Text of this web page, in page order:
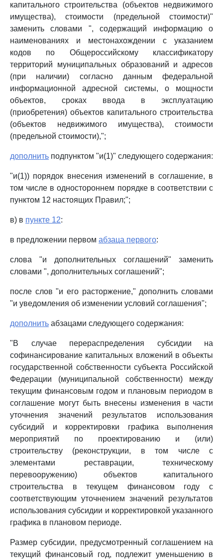
капитального строительства (объектов недвижимого
имущества), стоимости (предельной стоимости)"
заменить словами ", содержащий информацию о
наименованиях и местонахождении с указанием
кодов по Общероссийскому классификатору
территорий муниципальных образований и адресов
(при наличии) согласно данным федеральной
информационной адресной системы, о мощности
объектов, сроках ввода в эксплуатацию
(приобретения) объектов капитального строительства
(объектов недвижимого имущества), стоимости
(предельной стоимости),";
дополнить подпунктом "и(1)" следующего содержания:
"и(1)) порядок внесения изменений в соглашение, в
том числе в одностороннем порядке в соответствии с
пунктом 12 настоящих Правил;";
в) в пункте 12:
в предложении первом абзаца первого:
слова "и дополнительных соглашений" заменить
словами ", дополнительных соглашений";
после слов "и его расторжение," дополнить словами
"и уведомления об изменении условий соглашения";
дополнить абзацами следующего содержания:
"В случае перераспределения субсидии на
софинансирование капитальных вложений в объекты
государственной собственности субъекта Российской
Федерации (муниципальной собственности) между
текущим финансовым годом и плановым периодом в
соглашение могут быть внесены изменения в части
уточнения значений результатов использования
субсидий и корректировки графика выполнения
мероприятий по проектированию и (или)
строительству (реконструкции, в том числе с
элементами реставрации, техническому
перевооружению) объектов капитального
строительства в текущем финансовом году с
соответствующим уточнением значений результатов
использования субсидии и корректировкой указанного
графика в плановом периоде.
Размер субсидии, предусмотренный соглашением на
текущий финансовый год, подлежит уменьшению в